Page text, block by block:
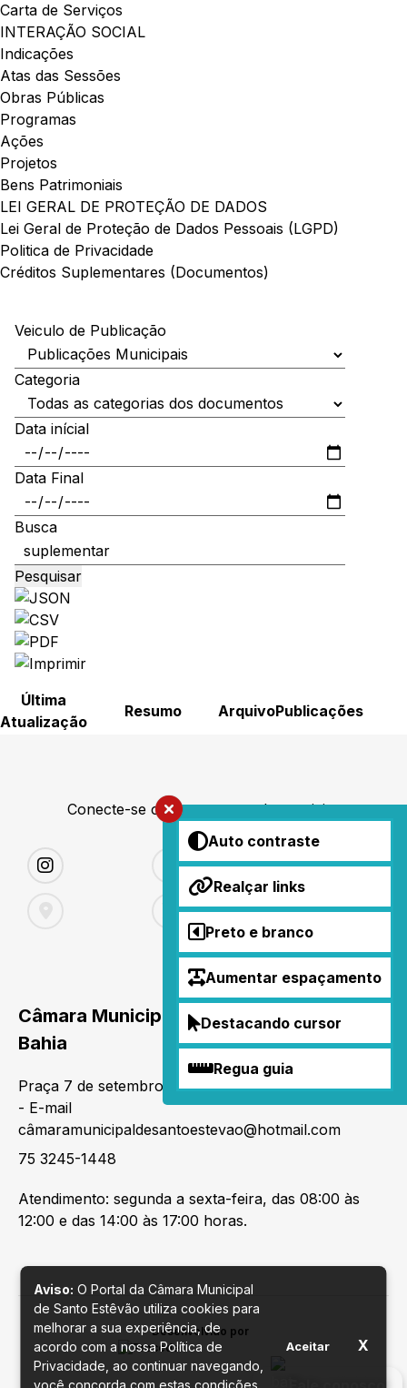
Auto contraste
Realçar links
Preto e branco
Aumentar espaçamento
Destacando cursor
Regua guia
Carta de Serviços
INTERAÇÃO SOCIAL
Indicações
Atas das Sessões
Obras Públicas
Programas
Ações
Projetos
Bens Patrimoniais
LEI GERAL DE PROTEÇÃO DE DADOS
Lei Geral de Proteção de Dados Pessoais (LGPD)
Politica de Privacidade
Créditos Suplementares (Documentos)
Veiculo de Publicação
Categoria
Data inícial
Data Final
Busca
Pesquisar
Última
Atualização
Resumo ArquivoPublicações
Conecte-se conosco nas redes sociais
Câmara Municipal de Santo Estevão -
Bahia
Praça 7 de setembro, S/N, Centro CEP 44190-000
- E-mail
câmaramunicipaldesantoestevao@hotmail.com
75 3245-1448
Atendimento: segunda a sexta-feira, das 08:00 às
12:00 e das 14:00 às 17:00 horas.
Desenvolvido por
Aviso: O Portal da Câmara Municipal
de Santo Estêvão utiliza cookies para
melhorar a sua experiência, de
acordo com a nossa Política de
Privacidade, ao continuar navegando,
você concorda com estas condições
Aceitar X